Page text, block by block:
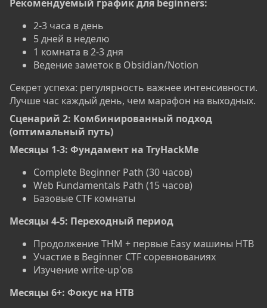
Рекомендуемый график для beginners:
2-3 часа в день
5 дней в неделю
1 комната в 2-3 дня
Ведение заметок в Obsidian/Notion
Секрет успеха: регулярность важнее интенсивности.
Лучше час каждый день, чем марафон на выходных.
Сценарий 2: Комбинированный подход
(оптимальный путь)​
Месяцы 1-3: Фундамент на TryHackMe
Complete Beginner Path (30 часов)
Web Fundamentals Path (15 часов)
Базовые CTF комнаты
Месяцы 4-5: Переходный период
Продолжение THM + первые Easy машины HTB
Участие в Beginner CTF соревнованиях
Изучение write-up'ов
Месяцы 6+: Фокус на HTB